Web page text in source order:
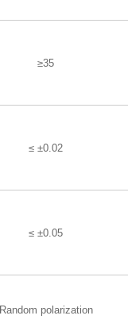
≥35
≤ ±0.02
≤ ±0.05
Random polarization